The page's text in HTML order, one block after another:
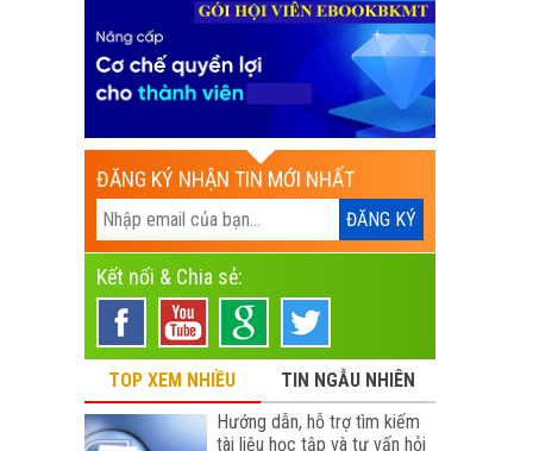
ĐĂNG KÝ NHẬN TIN MỚI NHẤT
Kết nối & Chia sẻ:
TOP XEM NHIỀU
TIN NGẪU NHIÊN
Hướng dẫn, hỗ trợ tìm kiếm
tài liệu học tập và tư vấn hỏi